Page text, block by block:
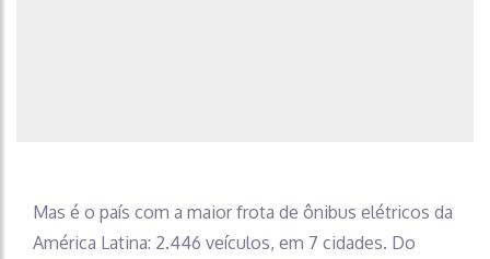
Mas é o país com a maior frota de ônibus elétricos da
América Latina: 2.446 veículos, em 7 cidades. Do